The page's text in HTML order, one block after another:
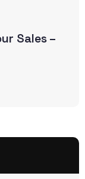
Sales –